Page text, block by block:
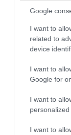
Google
I want to
related to
device
I want to
Google for
I want to
personalized
I want to
PRONEWS.GR /